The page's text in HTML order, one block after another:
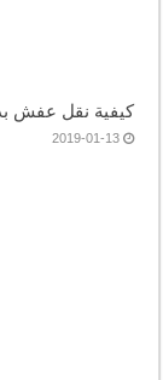
كيفية نقل عفش
2019-01-13